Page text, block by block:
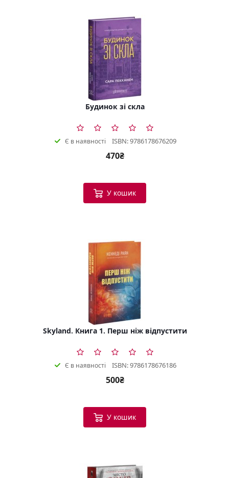
Будинок зі скла
Є в наявності ISBN: 9786178676209
470₴
У кошик
Skyland. Книга 1. Перш ніж відпустити
Є в наявності ISBN: 9786178676186
500₴
У кошик